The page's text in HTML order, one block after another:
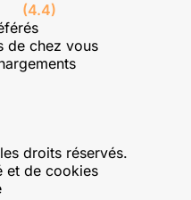
(4.4)
de chez vous
droits réservés.
et de cookies